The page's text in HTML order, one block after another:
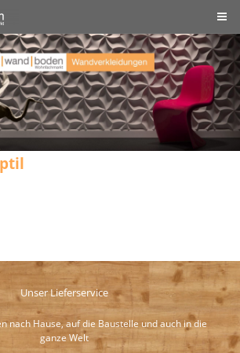
Unser Lieferservice
nach Hause, auf die Baustelle und auch in die
ganze Welt